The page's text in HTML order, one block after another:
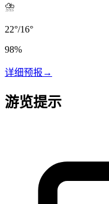
⛈️
22°/16°
98%
详细预报 →
游览提示